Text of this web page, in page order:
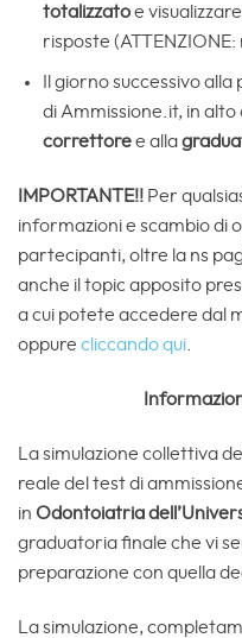
totalizzatoe visualizzare
risposte
Il giorno successivo
di Ammissione.it, in
correttoree alla
IMPORTANTE!! Per
informazioni e scambio di
partecipanti, oltre la ns
anche il topic apposito
a cui potete accedere dal
oppure cliccando qui
La simulazione collettiva del
reale del test di
in Odontoiatria
graduatoria finale che vi
preparazione con quella
La simulazione,